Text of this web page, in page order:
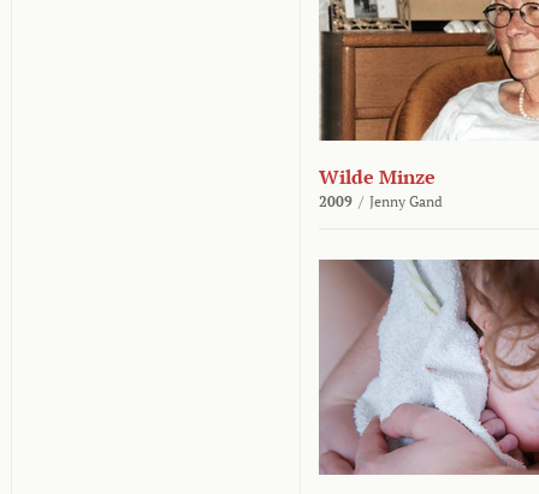
Wilde Minze
2009 / Jenny Gand